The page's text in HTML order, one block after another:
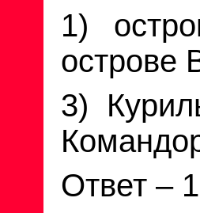
1)
острове
3)
Ответ –